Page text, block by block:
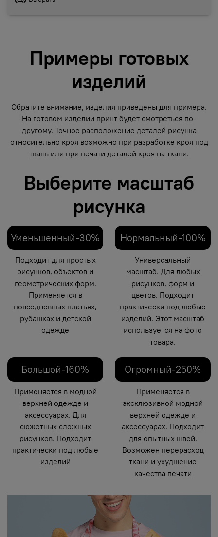
Примеры готовых
изделий
Обратите внимание, изделия приведены для примера.
На готовом изделии принт будет смотреться по-
другому. Точное расположение деталей рисунка
относительно кроя возможно при разработке кроя под
ткань или при печати деталей кроя на ткани.
Выберите масштаб
рисунка
Уменьшенный-30%
Подходит для простых
рисунков, объектов и
геометрических форм.
Применяется в
повседневных платьях,
рубашках и детской
одежде
Нормальный-100%
Универсальный
масштаб. Для любых
рисунков, форм и
цветов. Подходит
практически под любые
изделий. Этот масштаб
используется на фото
товара.
Большой-160%
Применяется в модной
верхней одежде и
аксессуарах. Для
сюжетных сложных
рисунков. Подходит
практически под любые
изделий
Огромный-250%
Применяется в
эксклюзивной модной
верхней одежде и
аксессуарах. Подходит
для опытных швей.
Возможен перерасход
ткани и ухудшение
качества печати